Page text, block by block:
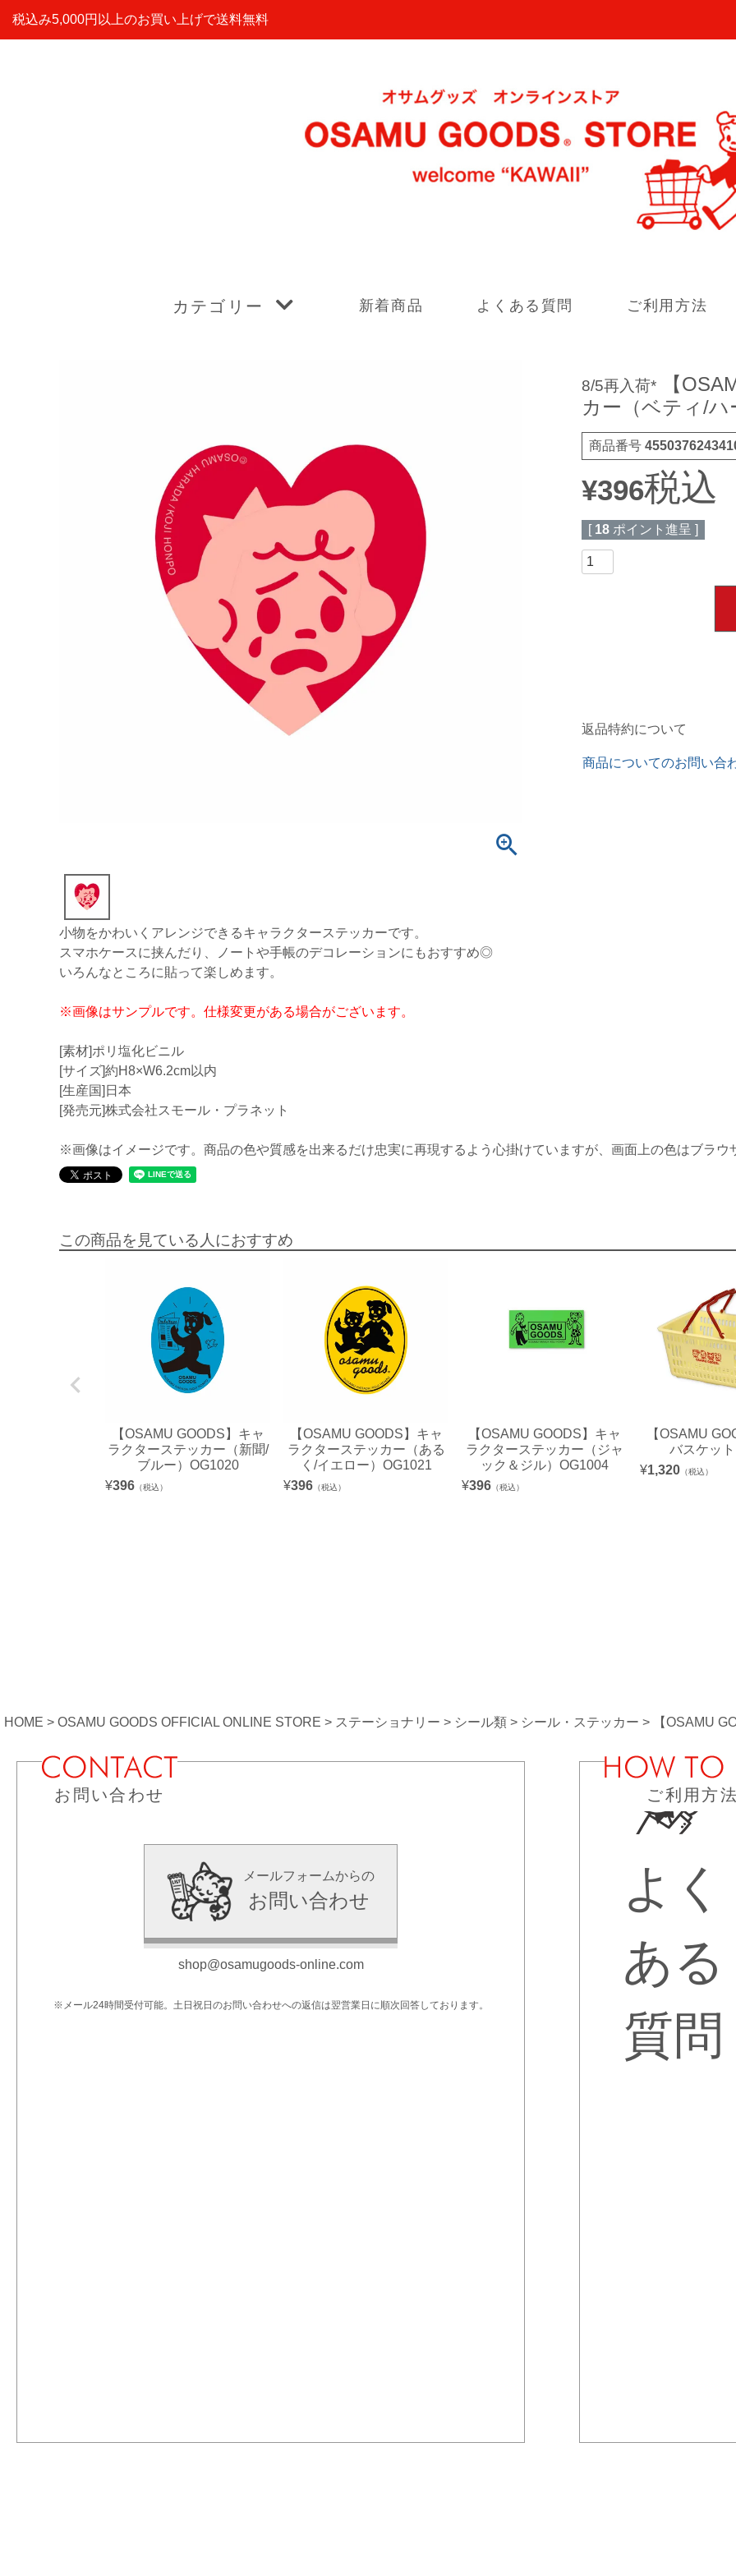
税込み5,000円以上のお買い上げで送料無料
カテゴリー 新着商品 よくある質問 ご利用方法
8/5再入荷*
【
カー（ベティ/ハ
商品番号
¥396税込
[ 18 ポイント進呈 ]
返品特約について
商品についてのお問い合
小物をかわいくアレンジできるキャラクターステッカーです。
スマホケースに挟んだり、ノートや手帳のデコレーションにもおすすめ◎
いろんなところに貼って楽しめます。
※画像はサンプルです。仕様変更がある場合がございます。
[素材]ポリ塩化ビニル
[サイズ]約H8×W6.2cm以内
[生産国]日本
[発売元]株式会社スモール・プラネット
※画像はイメージです。商品の色や質感を出来るだけ忠実に再現するよう心掛けていますが、画面上の色はブラ
この商品を見ている人におすすめ
【OSAMU GOODS】キャ
ラクターステッカー（新聞/
ブルー）OG1020
¥396 （税込）
【OSAMU GOODS】キャ
ラクターステッカー（ある
く/イエロー）OG1021
¥396 （税込）
【OSAMU GOODS】キャ
ラクターステッカー（ジャ
ック＆ジル）OG1004
¥396 （税込）
【OSAMU
バスケッ
¥1,320 （税込）
HOME OSAMU GOODS OFFICIAL ONLINE STORE ステーショナリー シール類 シール・ステッカー 【OSAMU
お問い合わせ
メールフォームからの
お問い合わせ
shop@osamugoods-online.com
※メール24時間受付可能。土日祝日のお問い合わせへの返信は翌営業日に順次回答しております。
ご利用方
よく
ある
質問